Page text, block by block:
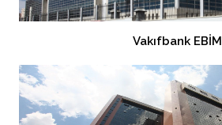
Vakıfbank EBİM